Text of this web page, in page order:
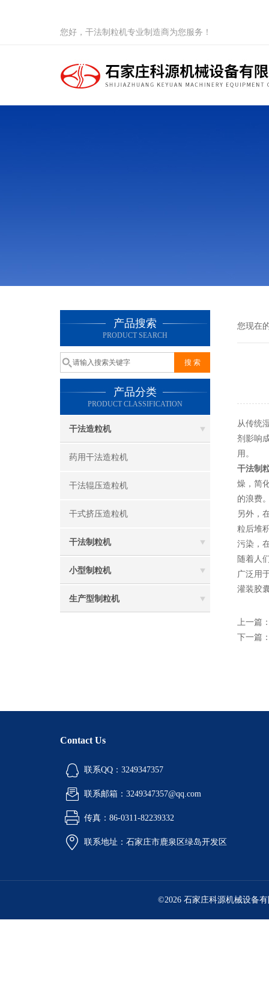
您好，干法制粒机专业制造商为您服务！
产品搜索
PRODUCT SEARCH
产品分类
PRODUCT CLASSIFICATION
干法造粒机
药用干法造粒机
干法辊压造粒机
干式挤压造粒机
干法制粒机
小型制粒机
生产型制粒机
您现在
从传统
剂影响
用。
干法制
燥，简
的浪费
另外，
粒后堆
污染，
随着人
广泛用
灌装胶
上一篇
下一篇
Contact Us
联系QQ：3249347357
联系邮箱：3249347357@qq.com
传真：86-0311-82239332
联系地址：石家庄市鹿泉区绿岛开发区
©2026 石家庄科源机械设备